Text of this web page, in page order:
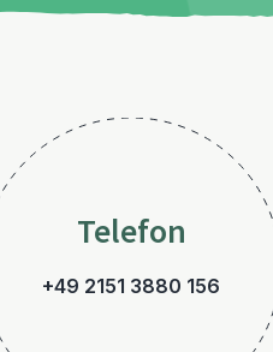
Telefon
+49 2151 3880 156